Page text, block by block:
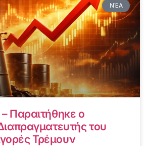
ΝΈΑ
Παραιτήθηκε ο
του
Τρέμουν